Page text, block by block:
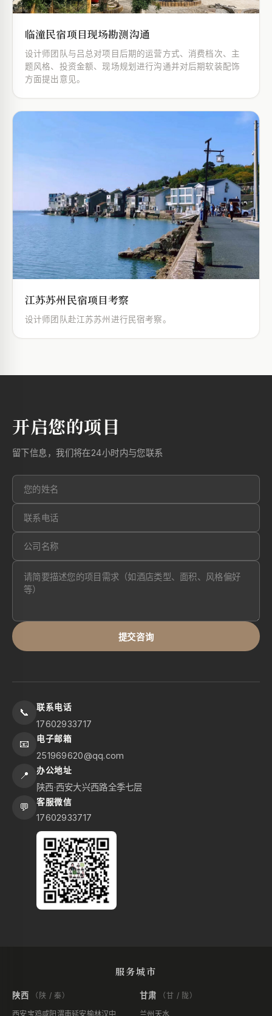
临潼民宿项目现场勘测沟通
设计师团队与吕总对项目后期的运营方式、消费档次、主
题风格、投资金额、现场规划进行沟通并对后期软装配饰
方面提出意见。
江苏苏州民宿项目考察
设计师团队赴江苏苏州进行民宿考察。
开启您的项目
留下信息，我们将在24小时内与您联系
提交咨询
📞 联系电话
17602933717
📧 电子邮箱
251969620@qq.com
📍 办公地址
陕西·西安大兴西路全季七层
💬 客服微信
17602933717
服务城市
陕西
（陕 / 秦）
西安宝鸡咸阳 渭南延安榆林汉中
甘肃
（甘 / 陇）
兰州 天水